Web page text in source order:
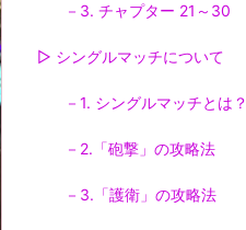
－3. チャプター 21～30
▷ シングルマッチについて
－1. シングルマッチとは？
－2.「砲撃」の攻略法
－3.「護衛」の攻略法